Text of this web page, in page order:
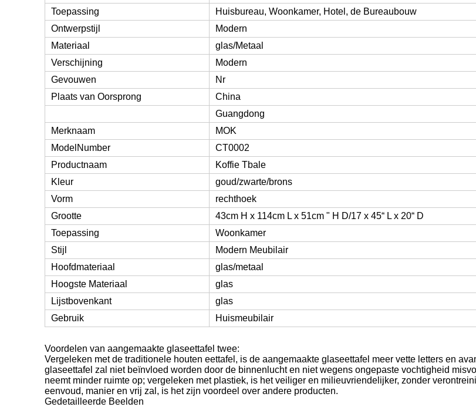
Toepassing
Huisbureau, Woonkamer, Hotel, de Bureaubouw
Ontwerpstijl
Modern
Materiaal
glas/Metaal
Verschijning
Modern
Gevouwen
Nr
Plaats van Oorsprong
China
Guangdong
Merknaam
MOK
ModelNumber
CT0002
Productnaam
Koffie Tbale
Kleur
goud/zwarte/brons
Vorm
rechthoek
Grootte
43cm H x 114cm L x 51cm " H D/17 x 45“ L x 20“ D
Toepassing
Woonkamer
Stijl
Modern Meubilair
Hoofdmateriaal
glas/metaal
Hoogste Materiaal
glas
Lijstbovenkant
glas
Gebruik
Huismeubilair
Voordelen van aangemaakte glaseettafel twee:
Vergeleken met de traditionele houten eettafel, is de aangemaakte glaseettafel meer vette letters en
glaseettafel zal niet beïnvloed worden door de binnenlucht en niet wegens ongepaste vochtigheid
neemt minder ruimte op; vergeleken met plastiek, is het veiliger en milieuvriendelijker, zonder
eenvoud, manier en vrij zal, is het zijn voordeel over andere producten.
Gedetailleerde Beelden